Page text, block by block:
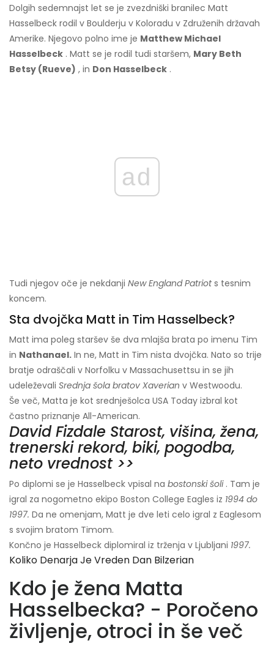
Dolgih sedemnajst let se je zvezdniški branilec Matt
Hasselbeck rodil v Boulderju v Koloradu v Združenih državah
Amerike. Njegovo polno ime je Matthew Michael
Hasselbeck . Matt se je rodil tudi staršem, Mary Beth
Betsy (Rueve) , in Don Hasselbeck .
ad
Tudi njegov oče je nekdanji New England Patriots tesnim
koncem.
Sta dvojčka Matt in Tim Hasselbeck?
Matt ima poleg staršev še dva mlajša brata po imenu Tim
in Nathanael. In ne, Matt in Tim nista dvojčka. Nato so trije
bratje odraščali v Norfolku v Massachusettsu in se jih
udeleževali Srednja šola bratov Xaverian v Westwoodu.
Še več, Matta je kot srednješolca USA Today izbral kot
častno priznanje All-American.
David Fizdale Starost, višina, žena,
trenerski rekord, biki, pogodba,
neto vrednost >>
Po diplomi se je Hasselbeck vpisal na bostonski šoli. Tam je
igral za nogometno ekipo Boston College Eagles iz 1994 do
1997. Da ne omenjam, Matt je dve leti celo igral z Eaglesom
s svojim bratom Timom.
Končno je Hasselbeck diplomiral iz trženja v Ljubljani 1997.
Koliko Denarja Je Vreden Dan Bilzerian
Kdo je žena Matta
Hasselbecka? - Poročeno
življenje, otroci in še več